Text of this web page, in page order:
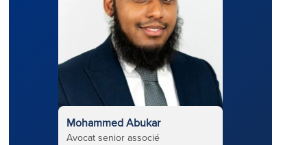
Mohammed Abukar
Avocat senior associé